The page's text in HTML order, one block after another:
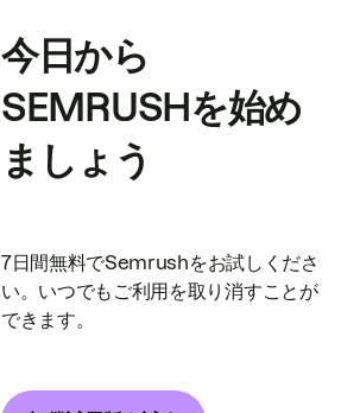
今日から
SEMRUSHを始め
ましょう
7日間無料でSemrushをお試しくださ
い。いつでもご利用を取り消すことが
できます。